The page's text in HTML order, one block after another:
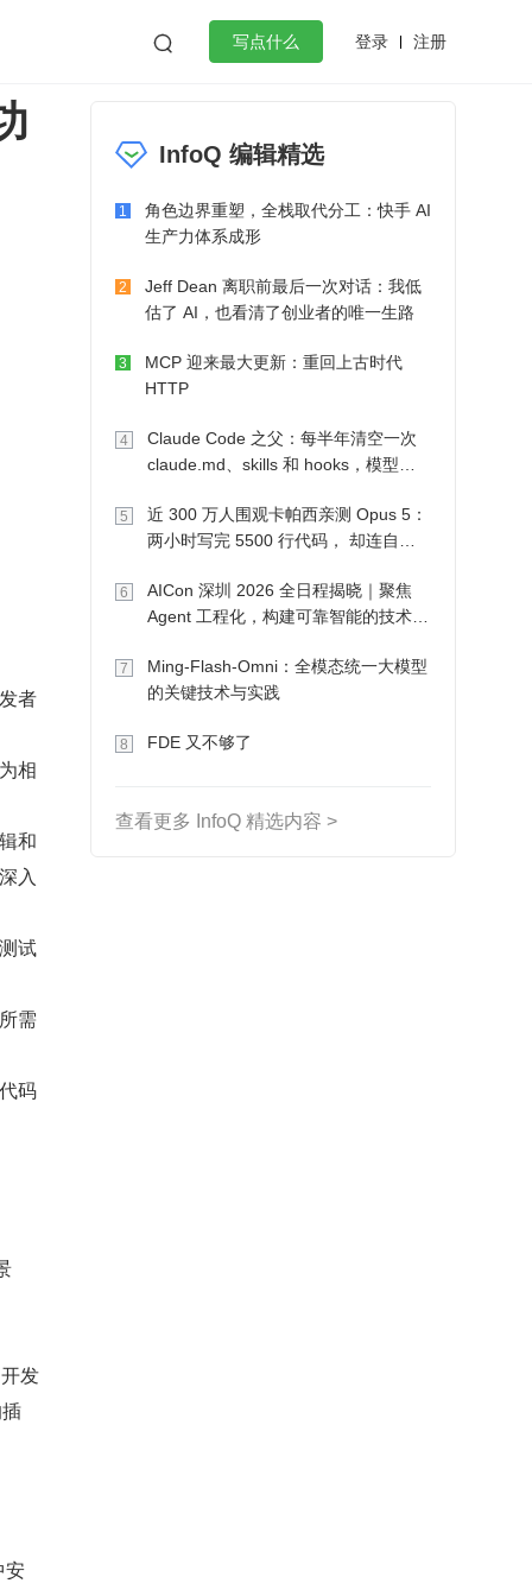
 写点什么 登录 注册
作
微服务架构 flutter
者
相
和
入
试
需
码
发
安
InfoQ 编辑精选
1
角色边界重塑，全栈取代分工：快手 AI
生产力体系成形
2
Jeff Dean 离职前最后一次对话：我低
估了 AI，也看清了创业者的唯一生路
3
MCP 迎来最大更新：重回上古时代
HTTP
4
Claude Code 之父：每半年清空一次
claude.md、skills 和 hooks，模型自
5
近 300 万人围观卡帕西亲测 Opus 5：
两小时写完 5500 行代码， 却连自己
6
AICon 深圳 2026 全日程揭晓｜聚焦
Agent 工程化，构建可靠智能的技术路
7
Ming-Flash-Omni：全模态统一大模型
的关键技术与实践
8 FDE 又不够了
查看更多 InfoQ 精选内容 >